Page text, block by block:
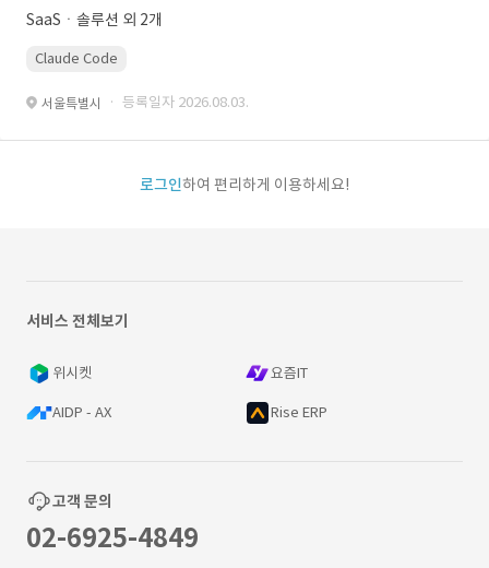
SaaSㆍ솔루션 외 2개
Claude Code
서울특별시 · 등록일자 2026.08.03.
로그인하여 편리하게 이용하세요!
서비스 전체보기
위시켓 요즘IT
AIDP - AX Rise ERP
고객 문의
02-6925-4849